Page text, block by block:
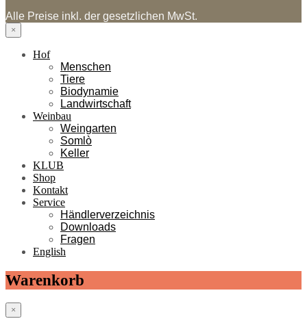
Alle Preise inkl. der gesetzlichen MwSt.
×
Hof
Menschen
Tiere
Biodynamie
Landwirtschaft
Weinbau
Weingarten
Somlò
Keller
KLUB
Shop
Kontakt
Service
Händlerverzeichnis
Downloads
Fragen
English
Warenkorb
×